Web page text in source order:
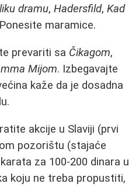
dramu, Hadersfild, Kad
maramice.
prevariti sa Čikagom,
Mijom. Izbegavajte
kaže da je dosadna
akcije u Slaviji (prvi
pozorištu (stajaće
za 100-200 dinara u
koju ne treba propustiti,